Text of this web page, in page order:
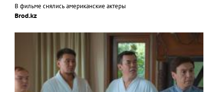
В фильме снялись американские актеры
Brod.kz